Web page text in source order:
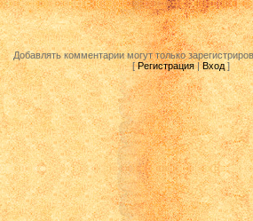
Добавлять комментарии могут только
[Регистрация|Вход]